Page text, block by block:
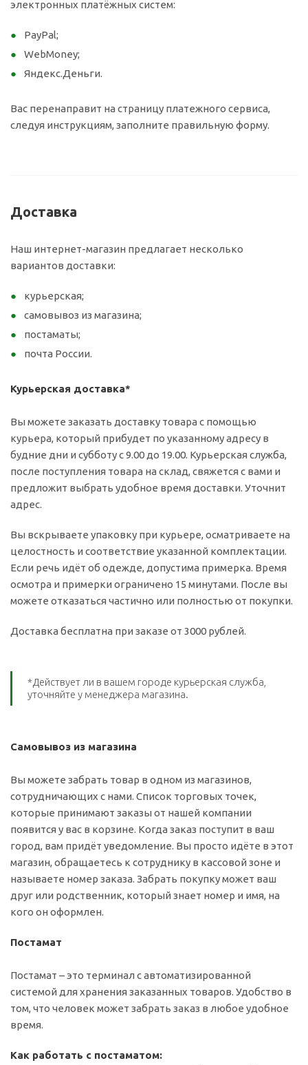
электронных платёжных систем:
PayPal;
WebMoney;
Яндекс.Деньги.
Вас перенаправит на страницу платежного сервиса,
следуя инструкциям, заполните правильную форму.
Доставка
Наш интернет-магазин предлагает несколько
вариантов доставки:
курьерская;
самовывоз из магазина;
постаматы;
почта России.
Курьерская доставка*
Вы можете заказать доставку товара с помощью
курьера, который прибудет по указанному адресу в
будние дни и субботу с 9.00 до 19.00. Курьерская служба,
после поступления товара на склад, свяжется с вами и
предложит выбрать удобное время доставки. Уточнит
адрес.
Вы вскрываете упаковку при курьере, осматриваете на
целостность и соответствие указанной комплектации.
Если речь идёт об одежде, допустима примерка. Время
осмотра и примерки ограничено 15 минутами. После вы
можете отказаться частично или полностью от покупки.
Доставка бесплатна при заказе от 3000 рублей.
*Действует ли в вашем городе курьерская служба,
уточняйте у менеджера магазина.
Самовывоз из магазина
Вы можете забрать товар в одном из магазинов,
сотрудничающих с нами. Список торговых точек,
которые принимают заказы от нашей компании
появится у вас в корзине. Когда заказ поступит в ваш
город, вам придёт уведомление. Вы просто идёте в этот
магазин, обращаетесь к сотруднику в кассовой зоне и
называете номер заказа. Забрать покупку может ваш
друг или родственник, который знает номер и имя, на
кого он оформлен.
Постамат
Постамат – это терминал с автоматизированной
системой для хранения заказанных товаров. Удобство в
том, что человек может забрать заказ в любое удобное
время.
Как работать с постаматом: